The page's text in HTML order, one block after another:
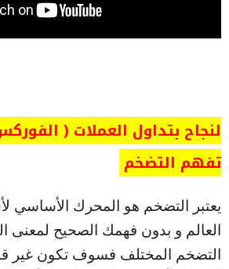
لنجاح بتداول العملات (
تفهم التضخم
يعتبر التضخم هو المحرك الأساسي
العالم و بدون فهمك الصحيح لمعنى
التضخم المختلف فسوف تكون غير